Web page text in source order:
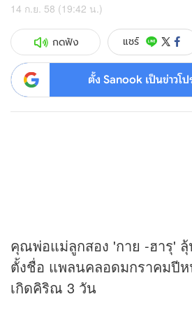
14 ก.ย. 58 (19:42 น.)
กดฟัง แชร์
ตั้ง Sanook เป็นข่าวโ
คุณพ่อแม่ลูกสอง 'กาย -ฮารุ' ลุ้
ตั้งชื่อ แพลนคลอดมกราคมปีห
เกิดคิริณ 3 วัน